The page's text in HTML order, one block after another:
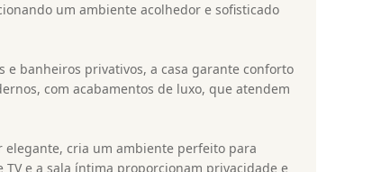
um ambiente acolhedor e sofisticado
e banheiros privativos, a casa garante conforto
com acabamentos de luxo, que atendem
cria um ambiente perfeito para
e a sala íntima proporcionam privacidade e